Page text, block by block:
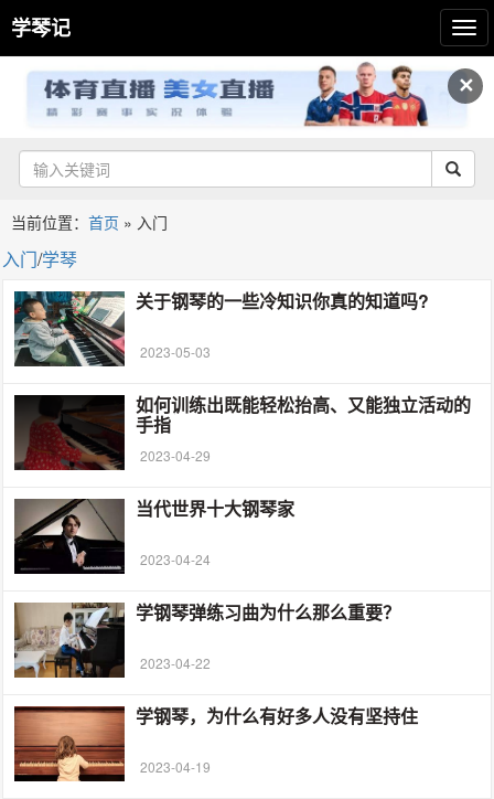
✕
学琴记
当前位置： 首页 » 入门
入门/学琴
关于钢琴的一些冷知识你真的知道吗?
2023-05-03
如何训练出既能轻松抬高、又能独立活动的
手指
2023-04-29
当代世界十大钢琴家
2023-04-24
学钢琴弹练习曲为什么那么重要？
2023-04-22
学钢琴，为什么有好多人没有坚持住
2023-04-19